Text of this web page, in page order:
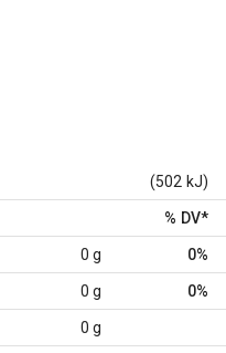
(502 kJ)
% DV*
0 g 0%
0 g 0%
0 g